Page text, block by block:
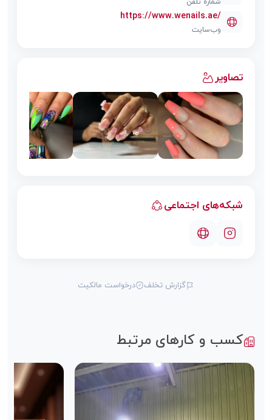
https://www.wenails.ae/
وب‌سایت
تصاویر
شبکه‌های اجتماعی
گزارش تخلف درخواست مالکیت
کسب و کارهای مرتبط